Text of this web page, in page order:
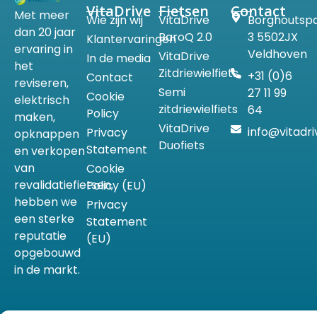
Met meer
dan 20 jaar
ervaring in
het
reviseren,
elektrisch
maken,
opknappen
en verkopen
van
revalidatiefietsen,
hebben we
een sterke
reputatie
opgebouwd
in de markt.
VitaDrive
Wie zijn wij
Klantervaringen
In de media
Contact
Cookie
Policy
Privacy
Statement
Cookie
Policy (EU)
Privacy
Statement
(EU)
Fietsen
VitaDrive
BaroQ 2.0
VitaDrive
Zitdriewielfiets
Semi
zitdriewielfiets
VitaDrive
Duofiets
Contact
3 5502JX
Veldhoven
+31 (0)6
27 11 99
64